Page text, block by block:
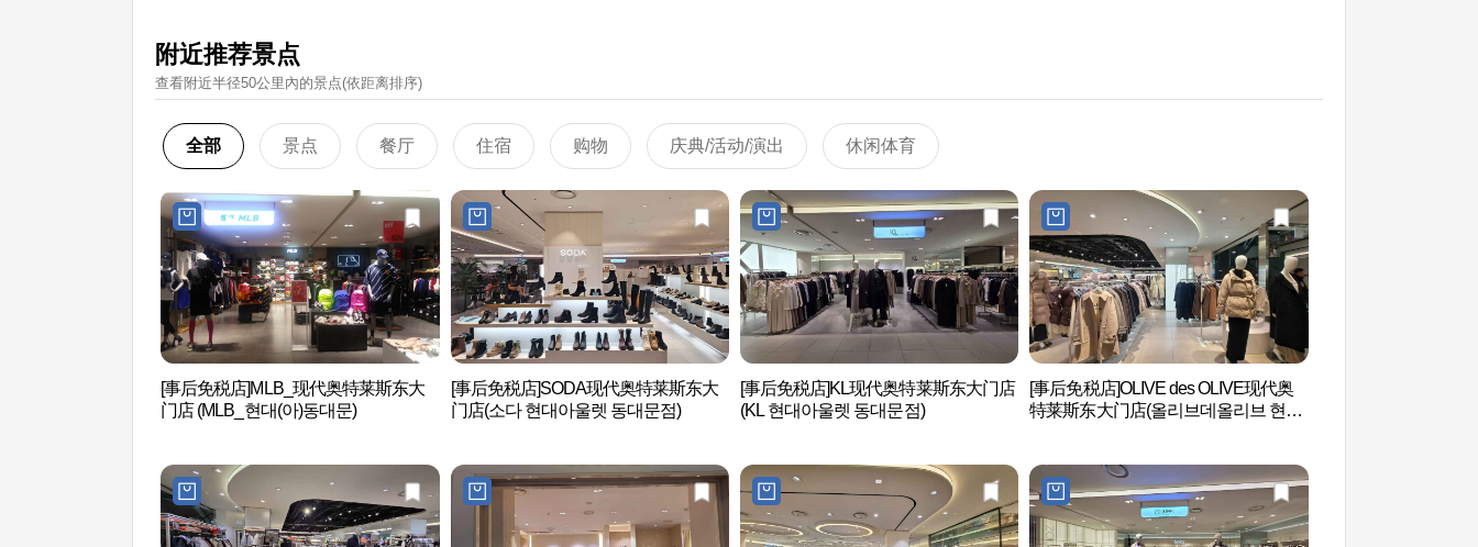
附近推荐景点
查看附近半径50公里內的景点(依距离排序)
全部 景点 餐厅 住宿 购物 庆典/活动/演出 休闲体育
[事后免税店]MLB_现代奥特莱斯东大
门店 (MLB_현대(아)동대문)
[事后免税店]SODA现代奥特莱斯东大
门店(소다 현대아울렛 동대문점)
[事后免税店]KL现代奥特莱斯东大门店
(KL 현대아울렛 동대문점)
[事后免税店]OLIVE des OLIVE现代奥
特莱斯东大门店(올리브데올리브 현대